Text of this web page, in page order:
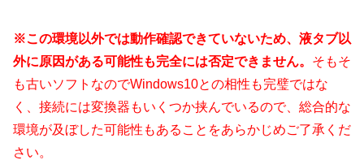
※この環境以外では動作確認できていないため、液タブ以
外に原因がある可能性も完全には否定できません。 そもそ
も古いソフトなのでWindows10との相性も完璧ではな
く、接続には変換器もいくつか挟んでいるので、総合的な
環境が及ぼした可能性もあることをあらかじめご了承くだ
さい。